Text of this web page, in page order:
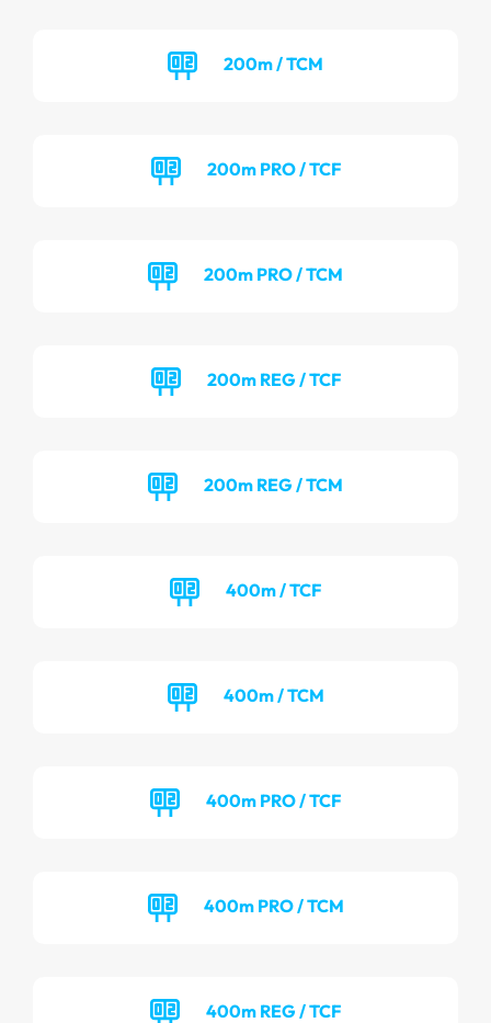
200m / TCM
200m PRO / TCF
200m PRO / TCM
200m REG / TCF
200m REG / TCM
400m / TCF
400m / TCM
400m PRO / TCF
400m PRO / TCM
400m REG / TCF